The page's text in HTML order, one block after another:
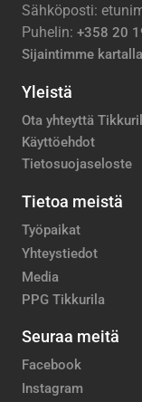
Sähköposti:
Puhelin: +358 20
Sijaintimme kartalla
Yleistä
Ota yhteyttä
Käyttöehdot
Tietosuojaseloste
Tietoa meistä
Työpaikat
Yhteystiedot
Media
PPG Tikkurila
Seuraa meitä
Facebook
Instagram